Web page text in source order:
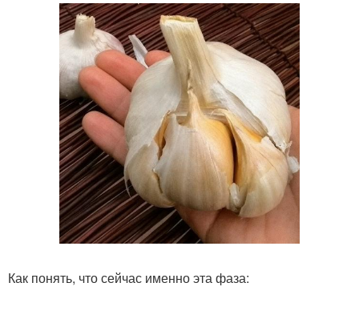
Как понять, что сейчас именно эта фаза: